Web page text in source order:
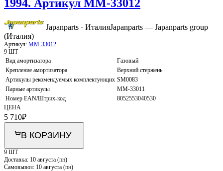
1994. Артикул MM-33012
Japanparts · ИталияJapanparts — Japanparts group
(Италия)
Артикул: MM-33012
9 ШТ
Вид амортизатора
Газовый
Крепление амортизатора
Верхний стержень
Артикулы рекомендуемых комплектующих SM0083
Парные артикулы
MM-33011
Номер EAN/Штрих-код
8052553040530
ЦЕНА
5 710₽
В КОРЗИНУ
9 ШТ
Доставка: 10 августа (пн)
Самовывоз: 10 августа (пн)